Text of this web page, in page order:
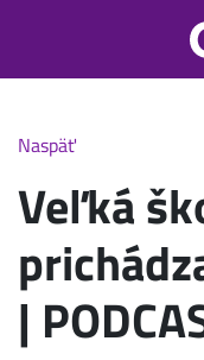
Naspäť
Veľká
|